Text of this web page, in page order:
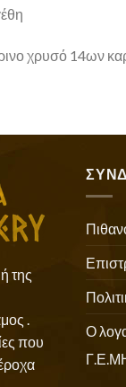
χρυσό 14ων
της
.
που
Ο